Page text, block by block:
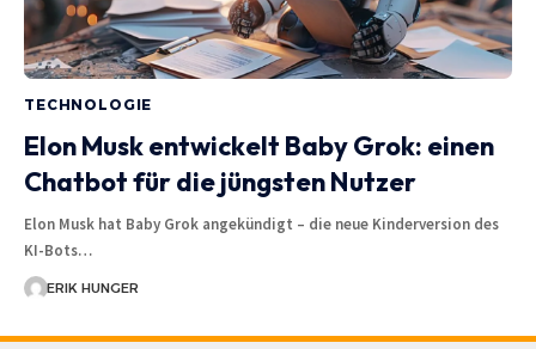
TECHNOLOGIE
Elon Musk entwickelt Baby Grok: einen
Chatbot für die jüngsten Nutzer
Elon Musk hat Baby Grok angekündigt – die neue Kinderversion des
KI-Bots…
ERIK HUNGER